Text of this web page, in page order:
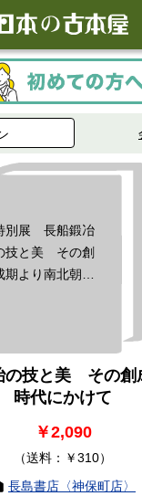
別展 長船鍛冶
技と美 その創
期より南北朝時
技と美 その創
時代にかけて
￥2,090
（送料：￥310）
長島書店〈神保町店〉